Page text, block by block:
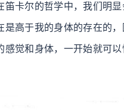
笛卡尔的哲学中，我们明
是高于我的身体的存在的
感觉和身体，一开始就可